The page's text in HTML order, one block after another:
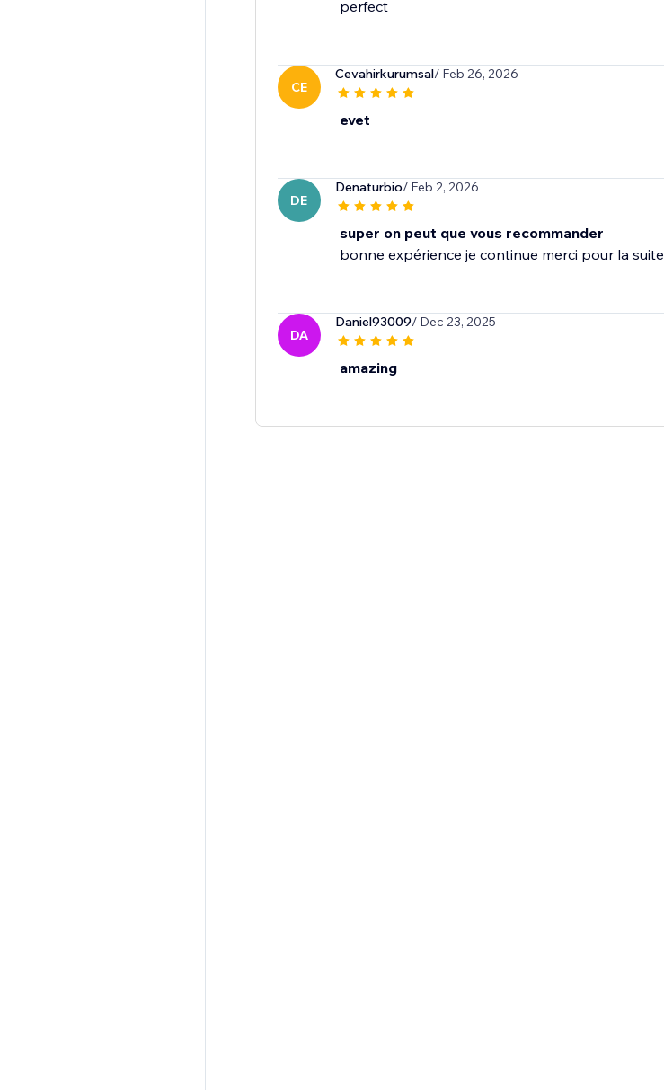
perfect
CE
Cevahirkurumsal/ Feb 26, 2026
evet
DE
Denaturbio/ Feb 2, 2026
super on peut que vous recommander
bonne expérience je continue merci pour la suite
DA
Daniel93009/ Dec 23, 2025
amazing